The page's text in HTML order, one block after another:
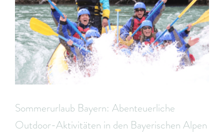
Sommerurlaub Bayern: Abenteuerliche
Outdoor-Aktivitäten in den Bayerischen Alpen